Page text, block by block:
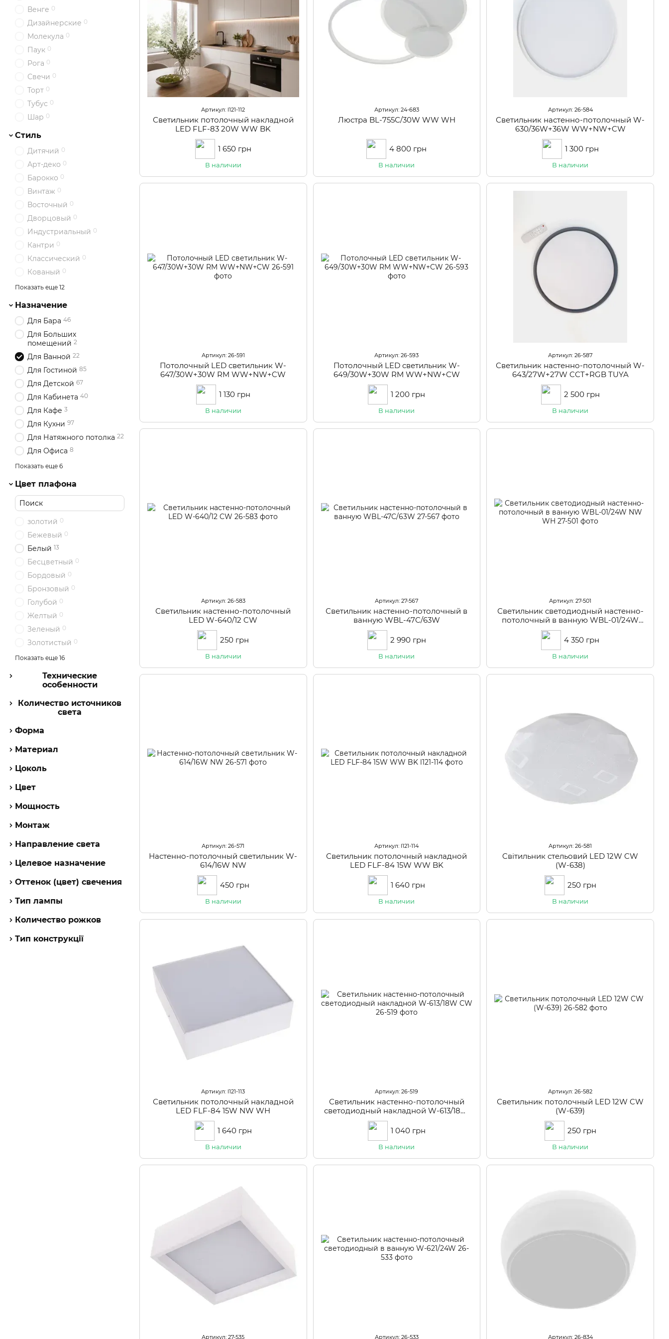
Артикул: l121-112
Светильник потолочный накладной
LED FLF-83 20W WW BK
1 650 грн
В наличии
Артикул: 24-683
Люстра BL-755С/30W WW WH
4 800 грн
В наличии
Артикул: 26-584
Светильник настенно-потолочный W-
630/36W+36W WW+NW+CW
1 300 грн
В наличии
Артикул: 26-591
Потолочный LED светильник W-
647/30W+30W RM WW+NW+CW
1 130 грн
В наличии
Артикул: 26-593
Потолочный LED светильник W-
649/30W+30W RM WW+NW+CW
1 200 грн
В наличии
Артикул: 26-587
Светильник настенно-потолочный W-
643/27W+27W CCT+RGB TUYA
2 500 грн
В наличии
Артикул: 26-583
Светильник настенно-потолочный
LED W-640/12 CW
250 грн
В наличии
Артикул: 27-567
Светильник настенно-потолочный в
ванную WBL-47C/63W
2 990 грн
В наличии
Артикул: 27-501
Светильник светодиодный настенно-
потолочный в ванную WBL-01/24W
NW WH
4 350 грн
В наличии
Артикул: 26-571
Настенно-потолочный светильник W-
614/16W NW
450 грн
В наличии
Артикул: l121-114
Светильник потолочный накладной
LED FLF-84 15W WW BK
1 640 грн
В наличии
Артикул: 26-581
Cвітильник стельовий LED 12W CW
(W-638)
250 грн
В наличии
Артикул: l121-113
Светильник потолочный накладной
LED FLF-84 15W NW WH
1 640 грн
В наличии
Артикул: 26-519
Светильник настенно-потолочный
светодиодный накладной W-613/18W
1 040 грн
В наличии
Артикул: 26-582
Светильник потолочный LED 12W CW
(W-639)
250 грн
В наличии
Артикул: 27-535 Артикул: 26-533 Артикул: 26-834
Венге 0
Дизайнерские 0
Молекула 0
Паук 0
Рога 0
Свечи 0
Торт 0
Тубус 0
Шар 0
Стиль
Дитячий 0
Арт-деко 0
Барокко 0
Винтаж 0
Восточный 0
Дворцовый 0
Индустриальный 0
Кантри 0
Классический 0
Кованый 0
Лофт 0
Морской
Прованс 0
Скандинавский
Современный 3
Техно
Тиффани
Флористика
Хай-тек
Эконом
Показать еще 12
Назначение
Для Бара 46
Для Больших
помещений 2
Для Ванной 22
Для Гостиной 85
Для Детской 67
Для Кабинета 40
Для Кафе 3
Для Кухни 97
Для Натяжного потолка 22
Для Офиса 8
Для Прихожей
Для Спальни
Для Торговых
площадей 63
Для Холла
На 20 m²
Показать еще 6
Цвет плафона
золотий 0
Бежевый 0
Белый 13
Бесцветный 0
Бордовый 0
Бронзовый 0
Голубой 0
Желтый 0
Зеленый 0
Золотистый 0
Коричневый
Латунь 0
0
Прозрачный
Разноцветный
Серый
Синий 0
Хром 0
Черный 0
Показать еще 16
Технические
особенности
Количество источников
света
Форма
Материал
Цоколь
Цвет
Мощность
Монтаж
Направление света
Целевое назначение
Оттенок (цвет) свечения
Тип лампы
Количество рожков
Тип конструкції